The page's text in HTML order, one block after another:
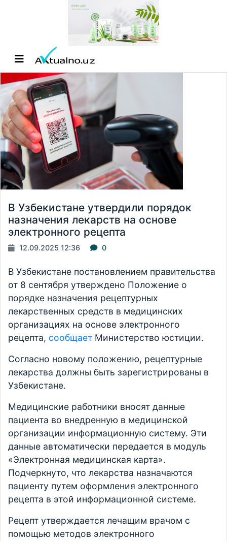
В Узбекистане утвердили порядок
назначения лекарств на основе
электронного рецепта
12.09.2025 12:36 0
В Узбекистане постановлением правительства
от 8 сентября утверждено Положение о
порядке назначения рецептурных
лекарственных средств в медицинских
организациях на основе электронного
рецепта, сообщает Министерство юстиции.
Согласно новому положению, рецептурные
лекарства должны быть зарегистрированы в
Узбекистане.
Медицинские работники вносят данные
пациента во внедренную в медицинской
организации информационную систему. Эти
данные автоматически передается в модуль
«Электронная медицинская карта».
Подчеркнуто, что лекарства назначаются
пациенту путем оформления электронного
рецепта в этой информационной системе.
Рецепт утверждается лечащим врачом с
помощью методов электронного